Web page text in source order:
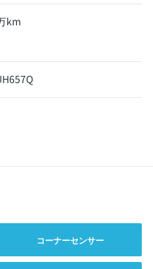
km
コーナーセンサー